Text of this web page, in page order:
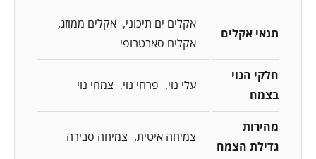
תנאי אקלים
אקלים ים תיכוני
אקלים ממוזג
אקלים סאבטרופי
חלקי הנוי
בצמח
עלי נוי פרחי נוי צמחי נוי
מהירות
גדילת הצמח
צמיחה איטית צמיחה סבירה